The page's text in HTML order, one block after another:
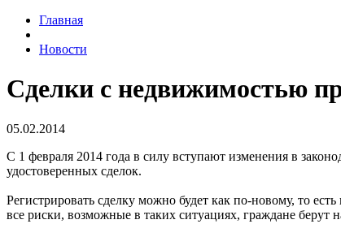
Главная
Новости
Сделки с недвижимостью
05.02.2014
С 1 февраля 2014 года в силу вступают изменения в
удостоверенных сделок.
Регистрировать сделку можно будет как по-новому, то
все риски, возможные в таких ситуациях, граждане берут